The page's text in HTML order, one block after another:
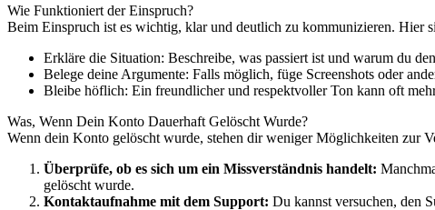
Wie Funktioniert der Einspruch?
Beim Einspruch ist es wichtig, klar und deutlich zu kommunizieren. Hier
Erkläre die Situation: Beschreibe, was passiert ist und warum du
Belege deine Argumente: Falls möglich, füge Screenshots oder
Bleibe höflich: Ein freundlicher und respektvoller Ton kann oft
Was, Wenn Dein Konto Dauerhaft Gelöscht Wurde?
Wenn dein Konto gelöscht wurde, stehen dir weniger Möglichkeiten zur
Überprüfe, ob es sich um ein Missverständnis handelt:
gelöscht wurde.
Kontaktaufnahme mit dem Support: Du kannst versuchen, den